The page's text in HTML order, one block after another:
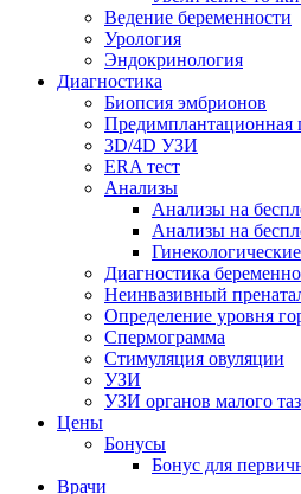
Ведение беременности
Урология
Эндокринология
Диагностика
Биопсия эмбрионов
Предимплантационная
3D/4D УЗИ
ERA тест
Анализы
Анализы на
Анализы на
Диагностика
Неинвазивный
Определение уровня
Спермограмма
Стимуляция овуляции
УЗИ
УЗИ органов малого
Цены
Бонусы
Бонус для
Врачи